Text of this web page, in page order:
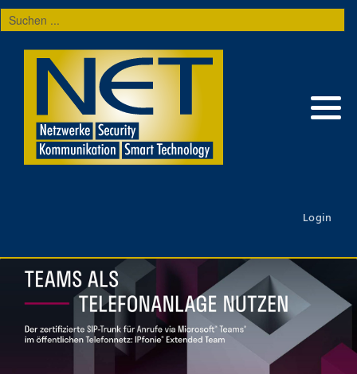
Suchen
...
Login